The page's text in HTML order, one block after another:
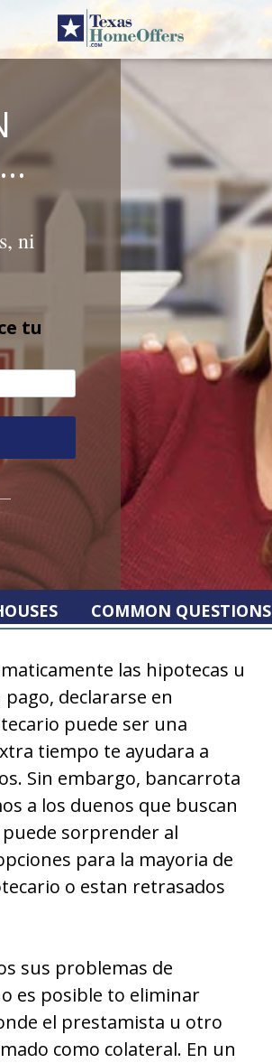
ni
tu
COMMON QUESTIONS
las hipotecas u
declararse en
puede ser una
tiempo te ayudara a
Sin embargo, bancarrota
a los duenos que buscan
sorprender al
para la mayoria de
o estan retrasados
sus problemas de
es posible to eliminar
el prestamista u otro
como colateral. En un